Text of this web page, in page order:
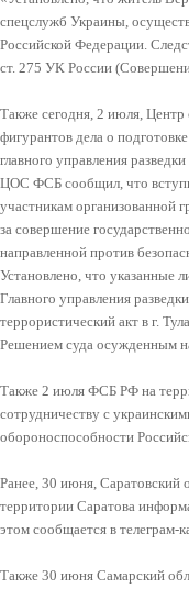
спецслужб Украины,
Российской Федерации.
ст. 275 УК России
Также сегодня, 2 июля,
фигурантов дела о
главного управления
ЦОС ФСБ сообщил, что
участникам организованной
за совершение
направленной против
Установлено, что указанные
Главного управления
террористический акт в г.
Решением суда осужденным
Также 2 июля ФСБ РФ на
сотрудничеству с
обороноспособности
Ранее, 30 июня, Саратовский
территории Саратова
этом сообщается в телеграм-
Также 30 июня Самарский